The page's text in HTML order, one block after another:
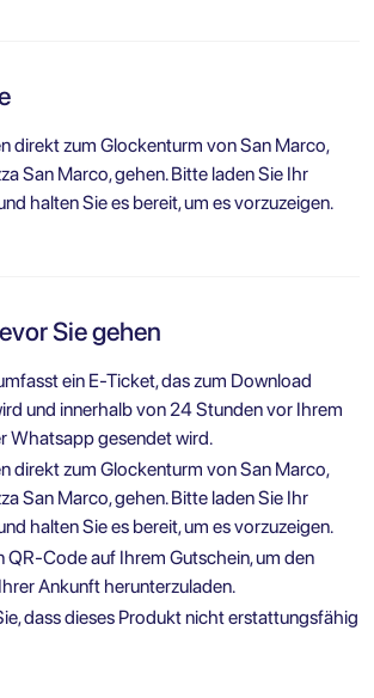
direkt zum Glockenturm von San Marco,
San Marco, gehen. Bitte laden Sie Ihr
halten Sie es bereit, um es vorzuzeigen.
Sie gehen
ein E-Ticket, das zum Download
und innerhalb von 24 Stunden vor Ihrem
Whatsapp gesendet wird.
direkt zum Glockenturm von San Marco,
San Marco, gehen. Bitte laden Sie Ihr
halten Sie es bereit, um es vorzuzeigen.
QR-Code auf Ihrem Gutschein, um den
Ankunft herunterzuladen.
dass dieses Produkt nicht erstattungsfähig